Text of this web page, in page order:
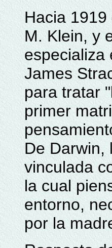
Hacia
M. Klein, y
especializa
James
para tratar
primer
De Darwin,
vinculada
la cual
entorno,
por la